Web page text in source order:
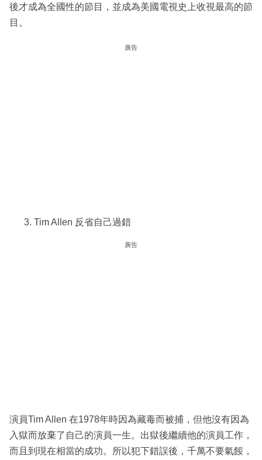
後才成為全國性的節目，並成為美國電視史上收視最高的節
目。
廣告
Tim Allen 反省自己過錯
廣告
演員Tim Allen 在1978年時因為藏毒而被捕，但他沒有因為
入獄而放棄了自己的演員一生。出獄後繼續他的演員工作，
而且到現在相當的成功。所以犯下錯誤後，千萬不要氣餒，